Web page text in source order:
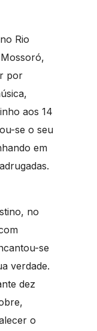
Rio
por
aos 14
se o seu
em
no
se
verdade.
dez
o